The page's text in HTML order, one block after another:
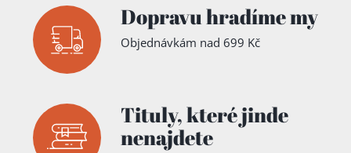
Dopravu hradíme my
Objednávkám nad 699 Kč
Tituly,které jinde
nenajdete